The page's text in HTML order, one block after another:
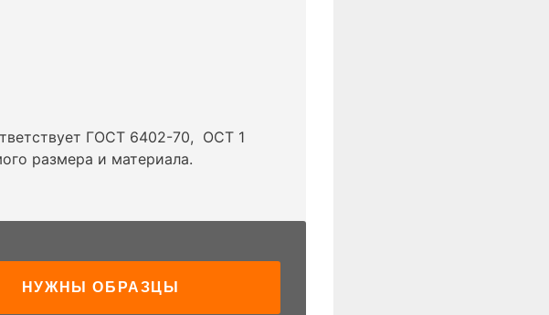
ГОСТ 6402-70, ОСТ 1
размера и материала.
НУЖНЫ ОБРАЗЦЫ